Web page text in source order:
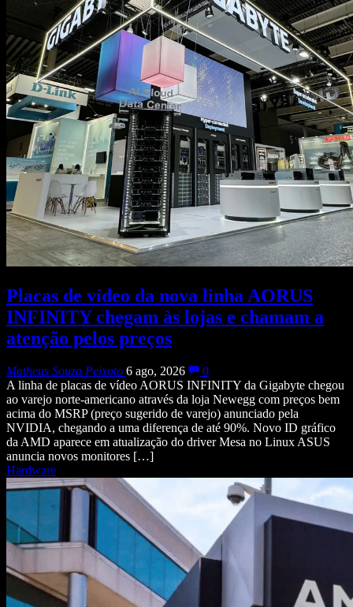
Placas de vídeo da nova linha AORUS
INFINITY chegam às lojas e chamam a
atenção pelos preços
Matheus Souza Peixoto 6 ago, 2026
0
A linha de placas de vídeo AORUS INFINITY da Gigabyte chegou
ao varejo norte-americano através da loja Newegg com preços bem
acima do MSRP (preço sugerido de varejo) anunciado pela
NVIDIA, chegando a uma diferença de até 90%. Novo ID gráfico
da AMD aparece em atualização do driver Mesa no Linux ASUS
anuncia novos monitores […]
Hardware